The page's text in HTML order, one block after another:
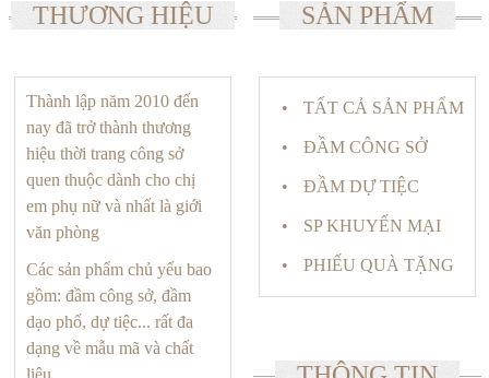
THƯƠNG HIỆU
Thành lập năm 2010 đến
nay đã trở thành thương
hiệu thời trang công sở
quen thuộc dành cho chị
em phụ nữ và nhất là giới
văn phòng
Các sản phẩm chủ yếu bao
gồm: đầm công sở, đầm
dạo phố, dự tiệc... rất đa
dạng về mẫu mã và chất
liệu
SẢN PHẨM
TẤT CẢ SẢN PHẨM
ĐẦM CÔNG SỞ
ĐẦM DỰ TIỆC
SP KHUYẾN MẠI
PHIẾU QUÀ TẶNG